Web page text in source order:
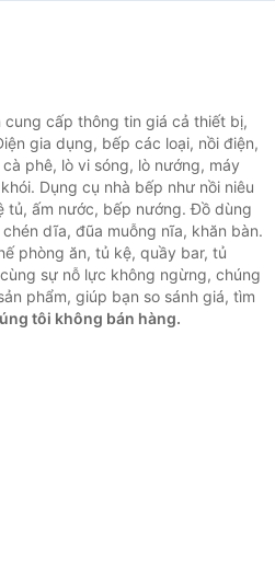
cung cấp thông tin giá cả thiết bị,
gia dụng, bếp các loại, nồi điện,
phê, lò vi sóng, lò nướng, máy
Dụng cụ nhà bếp như nồi niêu
tủ, ấm nước, bếp nướng. Đồ dùng
dĩa, đũa muỗng nĩa, khăn bàn.
phòng ăn, tủ kệ, quầy bar, tủ
sự nỗ lực không ngừng, chúng
phẩm, giúp bạn so sánh giá, tìm
tôi không bán hàng.